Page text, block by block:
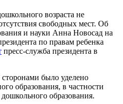
возраста не
свободных мест. Об
и науки Анна Новосад на
по правам ребенка
пресс-служба президента в
было уделено
образования, в частности
образования.